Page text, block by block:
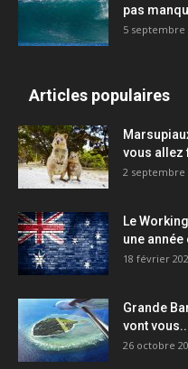
pas
5 septembre
Articles populaires
vous allez
2 septembre
Le
une année
18 février
Grande
vont
26 octobre